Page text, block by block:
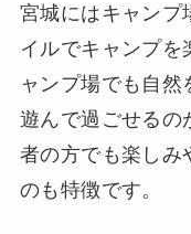
宮城にはキャンプ
イルでキャンプを
ャンプ場でも自
遊んで過ごせるの
者の方でも楽しみ
のも特徴です。